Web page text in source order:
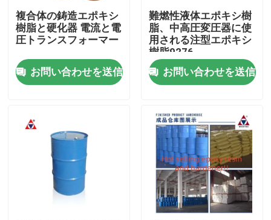
家へ
製品
ビデオ
VRショー
複合体の鋳造エポキシ
樹脂と硬化器 電流と電
圧トランスフォーマー
お問い合わせを送信
難燃性液体エポキシ樹
脂、中高圧変圧器に使
用される注型エポキシ
樹脂9276
お問い合わせを送信